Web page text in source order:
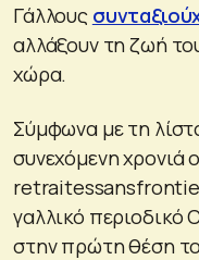
Γάλλους
αλλάξουν τη ζωή
χώρα.
Σύμφωνα με τη
συνεχόμενη χρονιά
γαλλικό περιοδικό
στην πρώτη θέση